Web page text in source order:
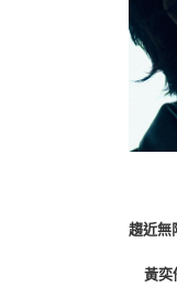
每筆NT$65，滿
每筆NT$65，滿
趨近無
黃奕